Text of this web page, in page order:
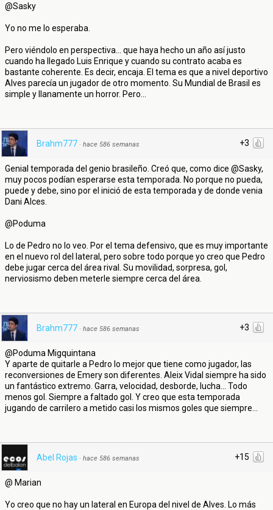
@Sasky
Yo no me lo esperaba.
Pero viéndolo en perspectiva... que haya hecho un año así justo
cuando ha llegado Luis Enrique y cuando su contrato acaba es
bastante coherente. Es decir, encaja. El tema es que a nivel deportivo
Alves parecía un jugador de otro momento. Su Mundial de Brasil es
simple y llanamente un horror. Pero...
+3
Brahm777 · hace 586 semanas
Genial temporada del genio brasileño. Creó que, como dice @Sasky,
muy pocos podían esperarse esta temporada. No porque no pueda,
puede y debe, sino por el inició de esta temporada y de donde venia
Dani Alces.
@Poduma
Lo de Pedro no lo veo. Por el tema defensivo, que es muy importante
en el nuevo rol del lateral, pero sobre todo porque yo creo que Pedro
debe jugar cerca del área rival. Su movilidad, sorpresa, gol,
nerviosismo deben meterle siempre cerca del área.
+3
Brahm777 · hace 586 semanas
@Poduma Migquintana
Y aparte de quitarle a Pedro lo mejor que tiene como jugador, las
reconversiones de Emery son diferentes. Aleix Vidal siempre ha sido
un fantástico extremo. Garra, velocidad, desborde, lucha... Todo
menos gol. Siempre a faltado gol. Y creo que esta temporada
jugando de carrilero a metido casi los mismos goles que siempre...
+15
Abel Rojas · hace 586 semanas
@ Marian
Yo creo que no hay un lateral en Europa del nivel de Alves. Lo más